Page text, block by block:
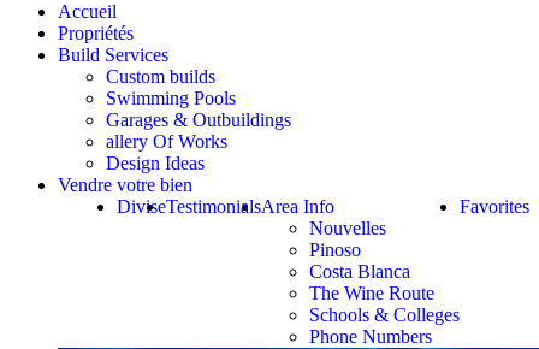
Accueil
Propriétés
Build Services
Custom builds
Swimming Pools
Garages & Outbuildings
allery Of Works
Design Ideas
Vendre votre bien
Favorites
Area Info
Nouvelles
Pinoso
Costa Blanca
The Wine Route
Schools & Colleges
Phone Numbers
Testimonials
Divise